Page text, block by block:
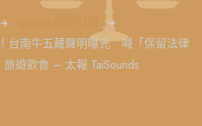
台南牛五藏聲明曝光 喊「保留法律
遊飲食 – 太報 TaiSounds